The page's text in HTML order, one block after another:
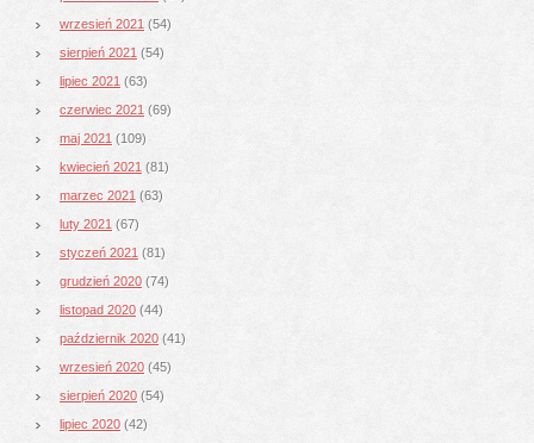
wrzesień 2021 (54)
sierpień 2021 (54)
lipiec 2021 (63)
czerwiec 2021 (69)
maj 2021 (109)
kwiecień 2021 (81)
marzec 2021 (63)
luty 2021 (67)
styczeń 2021 (81)
grudzień 2020 (74)
listopad 2020 (44)
październik 2020 (41)
wrzesień 2020 (45)
sierpień 2020 (54)
lipiec 2020 (42)